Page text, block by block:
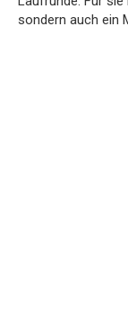
sondern auch ein